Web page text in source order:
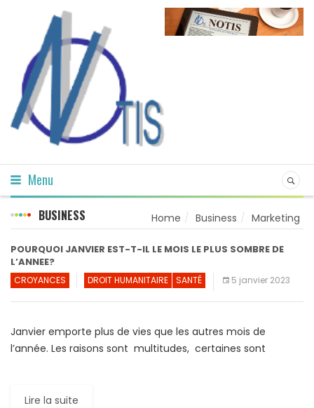
Menu
BUSINESS Home Business Marketing
POURQUOI JANVIER EST-T-IL LE MOIS LE PLUS SOMBRE DE
L’ANNEE?
CROYANCES DROIT HUMANITAIRE SANTÉ 5 janvier 2023
Janvier emporte plus de vies que les autres mois de
l’année. Les raisons sont multitudes, certaines sont
Lire la suite